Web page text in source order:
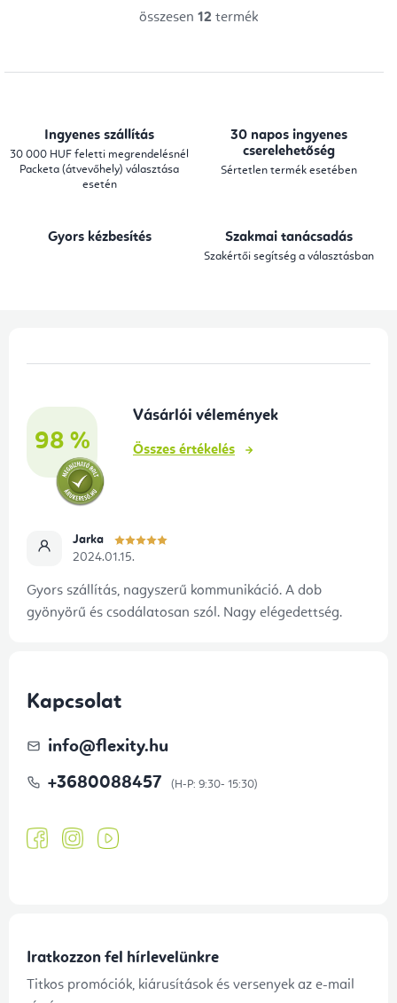
s
y
e
m
összesen 12 termék
Ingyenes szállítás
30 000 HUF feletti megrendelésnél
Packeta (átvevőhely) választása
esetén
30 napos ingyenes
cserelehetőség
Sértetlen termék esetében
Gyors kézbesítés Szakmai tanácsadás
Szakértői segítség a választásban
98 %
Vásárlói vélemények
Összes értékelés
Jarka
2024.01.15.
Gyors szállítás, nagyszerű kommunikáció. A dob
gyönyörű és csodálatosan szól. Nagy elégedettség.
Kapcsolat
info@flexity.hu
+3680088457
Iratkozzon fel hírlevelünkre
Titkos promóciók, kiárusítások és versenyek az e-mail